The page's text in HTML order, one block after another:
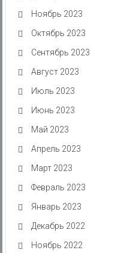
Ноябрь 2023
Октябрь 2023
Сентябрь 2023
Август 2023
Июль 2023
Июнь 2023
Май 2023
Апрель 2023
Март 2023
Февраль 2023
Январь 2023
Декабрь 2022
Ноябрь 2022